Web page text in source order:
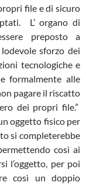
file e di sicuro
L’ organo di
preposto a
sforzo dei
tecnologiche e
formalmente alle
pagare il riscatto
dei propri file.”
oggetto fisico per
si completerebbe
così ai
l’oggetto, per poi
così un doppio